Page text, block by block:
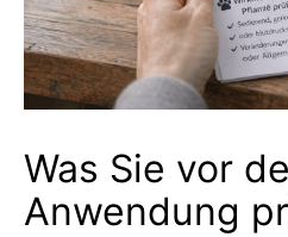
Was Sie vor
Anwendung